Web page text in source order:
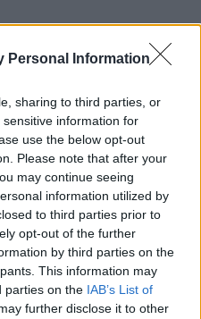
Personal Information
sharing to third parties, or
information for
use the below opt-out
Please note that after your
may continue seeing
information utilized by
to third parties prior to
opt-out of the further
by third parties on the
This information may
parties on the IAB’s List of
further disclose it to other